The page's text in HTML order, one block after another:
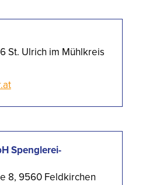
St. Ulrich im Mühlkreis
Spenglerei-
8, 9560 Feldkirchen